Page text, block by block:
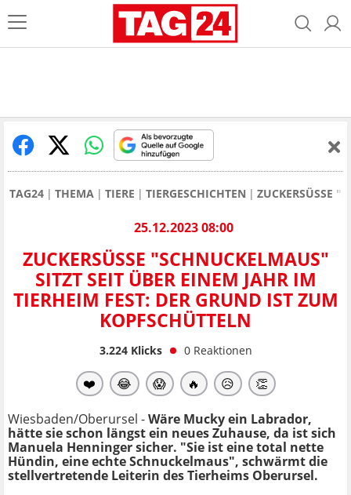
TAG24 THEMA TIERE TIERGESCHICHTEN ZUCKERSÜSSE
25.12.2023 08:00
ZUCKERSÜSSE "SCHNUCKELMAUS" S
ITZT SEIT ÜBER EINEM JAHR IM T
IERHEIM FEST: DER GRUND IST ZUM K
OPFSCHÜTTELN
3.224Klicks 0 Reaktionen
❤️ 😂 😱 🔥 😥 👏
Wiesbaden/Oberursel -Wäre Mucky ein Labrador,
hätte sie schon längst ein neues Zuhause, da ist sich
Manuela Henninger sicher. "Sie ist eine total nette
Hündin, eine echte Schnuckelmaus", schwärmt die
stellvertretende Leiterin des Tierheims Oberursel.